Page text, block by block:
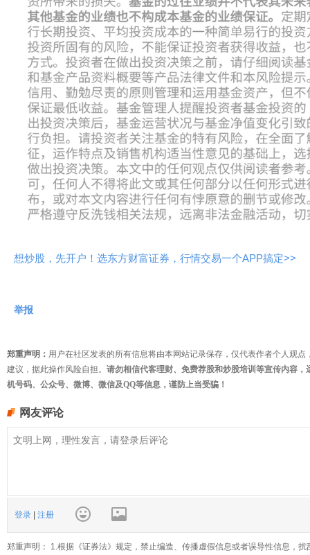
想炒股，先开户！选东方财富证券，行情交易一个APP搞定>>
举报
郑重声明： 用户在社区发表的所有信息将由本网站记录保存，仅代表作者个人观
建议，据此操作风险自担。 请勿相信代客理财、免费荐股和炒股培训等宣传内容
机号码、公众号、微博、微信及QQ等信息，谨防上当受骗！
网友评论
登录 注册
郑重声明： 1.根据《证券法》规定，禁止编造、传播虚假信息或者误导性信息，